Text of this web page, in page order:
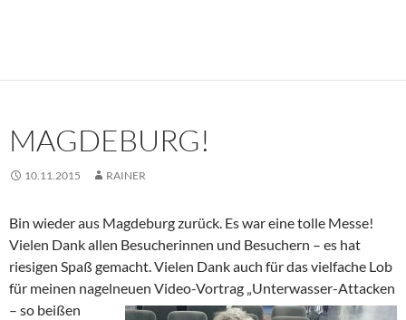
MAGDEBURG!
10.11.2015 RAINER
Bin wieder aus Magdeburg zurück. Es war eine tolle Messe!
Vielen Dank allen Besucherinnen und Besuchern – es hat
riesigen Spaß gemacht. Vielen Dank auch für das vielfache Lob
für meinen nagelneuen Video-Vortrag „Unterwasser-Attacken
– so beißen